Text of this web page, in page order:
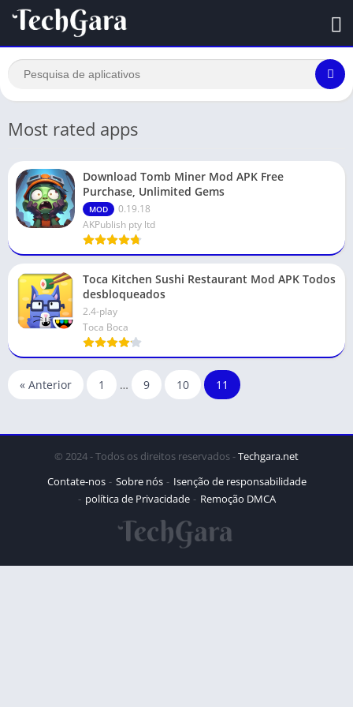
Most rated apps
Download Tomb Miner Mod APK Free
Purchase, Unlimited Gems
MOD
0.19.18
AKPublish pty ltd
Toca Kitchen Sushi Restaurant Mod APK Todos
desbloqueados
2.4-play
Toca Boca
« Anterior 1 … 9 10 11
© 2024 - Todos os direitos reservados -Techgara.net
Contate-nos
Sobre nós
Isenção de responsabilidade
política de Privacidade
Remoção DMCA